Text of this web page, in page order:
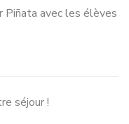
avec les élèves
séjour !